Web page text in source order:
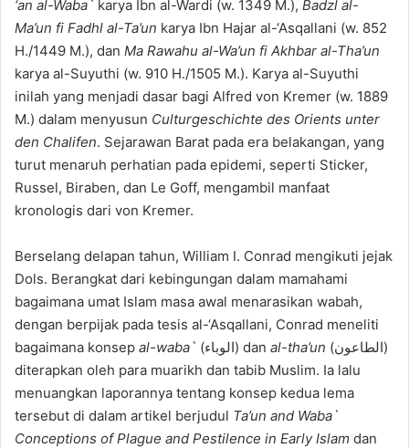
‘an al-Waba` karya Ibn al-Wardi (w. 1349 M.), Badzl al-
Ma’un fi Fadhl al-Ta’un karya Ibn Hajar al-‘Asqallani (w. 852
H./1449 M.), dan Ma Rawahu al-Wa’un fi Akhbar al-Tha’un
karya al-Suyuthi (w. 910 H./1505 M.). Karya al-Suyuthi
inilah yang menjadi dasar bagi Alfred von Kremer (w. 1889
M.) dalam menyusun Culturgeschichte des Orients unter
den Chalifen. Sejarawan Barat pada era belakangan, yang
turut menaruh perhatian pada epidemi, seperti Sticker,
Russel, Biraben, dan Le Goff, mengambil manfaat
kronologis dari von Kremer.
Berselang delapan tahun, William I. Conrad mengikuti jejak
Dols. Berangkat dari kebingungan dalam mamahami
bagaimana umat Islam masa awal menarasikan wabah,
dengan berpijak pada tesis al-‘Asqallani, Conrad meneliti
bagaimana konsep al-waba` (الوباء) dan al-tha’un (الطاعون)
diterapkan oleh para muarikh dan tabib Muslim. Ia lalu
menuangkan laporannya tentang konsep kedua lema
tersebut di dalam artikel berjudul Ta’un and Waba`
Conceptions of Plague and Pestilence in Early Islam dan